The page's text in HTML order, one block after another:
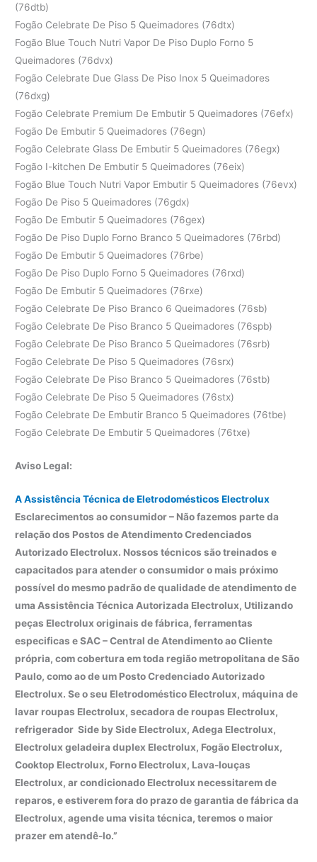
(76dtb)
Fogão Celebrate De Piso 5 Queimadores (76dtx)
Fogão Blue Touch Nutri Vapor De Piso Duplo Forno 5
Queimadores (76dvx)
Fogão Celebrate Due Glass De Piso Inox 5 Queimadores
(76dxg)
Fogão Celebrate Premium De Embutir 5 Queimadores (76efx)
Fogão De Embutir 5 Queimadores (76egn)
Fogão Celebrate Glass De Embutir 5 Queimadores (76egx)
Fogão I-kitchen De Embutir 5 Queimadores (76eix)
Fogão Blue Touch Nutri Vapor Embutir 5 Queimadores (76evx)
Fogão De Piso 5 Queimadores (76gdx)
Fogão De Embutir 5 Queimadores (76gex)
Fogão De Piso Duplo Forno Branco 5 Queimadores (76rbd)
Fogão De Embutir 5 Queimadores (76rbe)
Fogão De Piso Duplo Forno 5 Queimadores (76rxd)
Fogão De Embutir 5 Queimadores (76rxe)
Fogão Celebrate De Piso Branco 6 Queimadores (76sb)
Fogão Celebrate De Piso Branco 5 Queimadores (76spb)
Fogão Celebrate De Piso Branco 5 Queimadores (76srb)
Fogão Celebrate De Piso 5 Queimadores (76srx)
Fogão Celebrate De Piso Branco 5 Queimadores (76stb)
Fogão Celebrate De Piso 5 Queimadores (76stx)
Fogão Celebrate De Embutir Branco 5 Queimadores (76tbe)
Fogão Celebrate De Embutir 5 Queimadores (76txe)
Aviso Legal:
A Assistência Técnica de Eletrodomésticos Electrolux
Esclarecimentos ao consumidor – Não fazemos parte da
relação dos Postos de Atendimento Credenciados
Autorizado Electrolux. Nossos técnicos são treinados e
capacitados para atender o consumidor o mais próximo
possível do mesmo padrão de qualidade de atendimento de
uma Assistência Técnica Autorizada Electrolux, Utilizando
peças Electrolux originais de fábrica, ferramentas
especificas e SAC – Central de Atendimento ao Cliente
própria, com cobertura em toda região metropolitana de São
Paulo, como ao de um Posto Credenciado Autorizado
Electrolux. Se o seu Eletrodoméstico Electrolux, máquina de
lavar roupas Electrolux, secadora de roupas Electrolux,
refrigerador Side by Side Electrolux, Adega Electrolux,
Electrolux geladeira duplex Electrolux, Fogão Electrolux,
Cooktop Electrolux, Forno Electrolux, Lava-louças
Electrolux, ar condicionado Electrolux necessitarem de
reparos, e estiverem fora do prazo de garantia de fábrica da
Electrolux, agende uma visita técnica, teremos o maior
prazer em atendê-lo.”